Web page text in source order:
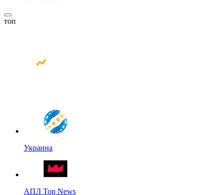
топ
Украина
АПЛ Top News